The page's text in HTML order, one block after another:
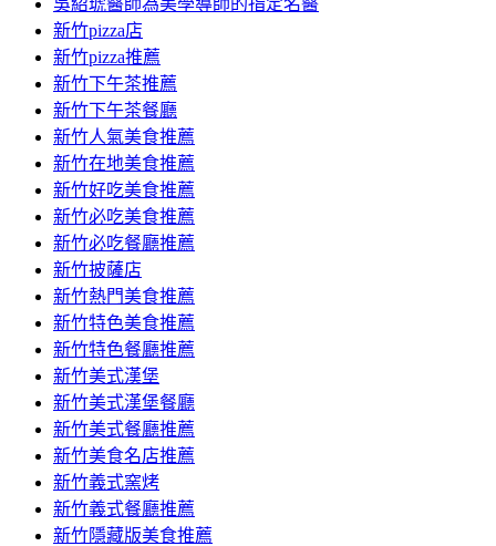
要
內
容
新竹pizza店
新竹pizza推薦
新竹下午茶推薦
新竹下午茶餐廳
新竹人氣美食推薦
新竹在地美食推薦
新竹好吃美食推薦
新竹必吃美食推薦
新竹必吃餐廳推薦
新竹披薩店
新竹熱門美食推薦
新竹特色美食推薦
新竹特色餐廳推薦
新竹美式漢堡
新竹美式漢堡餐廳
新竹美式餐廳推薦
新竹美食名店推薦
新竹義式窯烤
新竹義式餐廳推薦
新竹隱藏版美食推薦